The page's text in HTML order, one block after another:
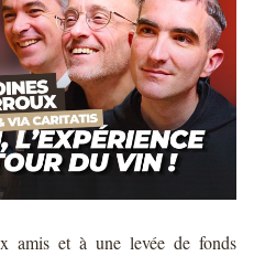
amis et à une levée de fonds